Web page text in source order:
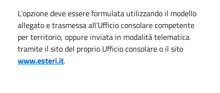
L’opzione deve essere formulata utilizzando il modello
allegato e trasmessa all’Ufficio consolare competente
per territorio, oppure inviata in modalità telematica
tramite il sito del proprio Ufficio consolare o il sito
www.esteri.it.